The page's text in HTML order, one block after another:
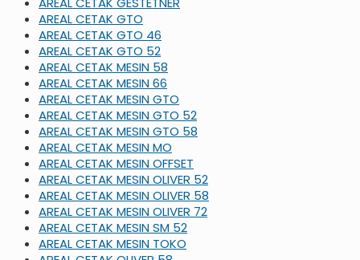
AREAL CETAK GTO
AREAL CETAK GTO 46
AREAL CETAK GTO 52
AREAL CETAK MESIN 58
AREAL CETAK MESIN 66
AREAL CETAK MESIN GTO
AREAL CETAK MESIN GTO 52
AREAL CETAK MESIN GTO 58
AREAL CETAK MESIN MO
AREAL CETAK MESIN OFFSET
AREAL CETAK MESIN OLIVER 52
AREAL CETAK MESIN OLIVER 58
AREAL CETAK MESIN OLIVER 72
AREAL CETAK MESIN SM 52
AREAL CETAK MESIN TOKO